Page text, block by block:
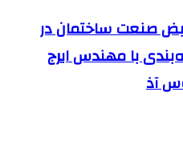
صنعت ساختمان در
با مهندس ایرج
آذ